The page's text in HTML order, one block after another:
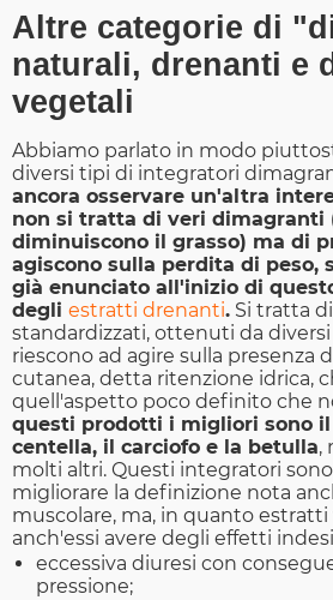
Altre categorie di
naturali, drenanti e
vegetali
Abbiamo parlato in modo
diversi tipi di integratori
ancora osservare un'altra
non si tratta di veri dimagranti
diminuiscono il grasso) ma di
agiscono sulla perdita di peso,
già enunciato all'inizio di
degli estratti drenanti. Si tratta
standardizzati, ottenuti da
riescono ad agire sulla presenza
cutanea, detta ritenzione idrica,
quell'aspetto poco definito che
questi prodotti i migliori sono il
centella, il carciofo e la betulla,
molti altri. Questi integratori
migliorare la definizione nota
muscolare, ma, in quanto
anch'essi avere degli effetti
eccessiva diuresi con
pressione;